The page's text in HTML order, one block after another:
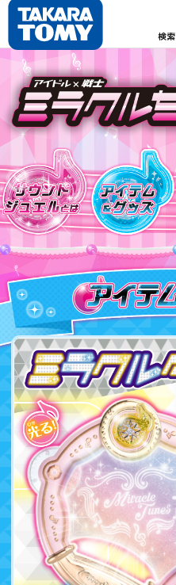
検索